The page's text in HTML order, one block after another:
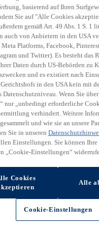
basierend auf Ihren
Sie auf "Alle Cookies
gemäß Art. 49 Abs. 1 S. 1
auch von Anbietern in den USA
Platforms, Facebook,
und Twitter). Es besteht das
Daten durch US-Behörden zu
und es existiert nach
in den USA kein mit
Datenschutzniveau. Wenn Sie
nur „unbedingt erforderliche
verhindert. Weitere
und wie sie an unsere
Sie in unseren
Einstellungen. Sie können
„Cookie-Einstellungen“
Cookies
Alle
Cookie-Einstellungen